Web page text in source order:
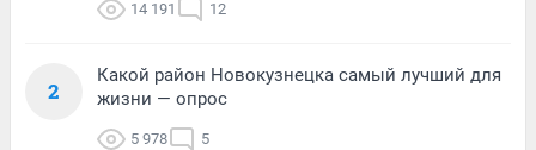
14 191 12
2
Какой район Новокузнецка самый лучший для
жизни — опрос
5 978 5